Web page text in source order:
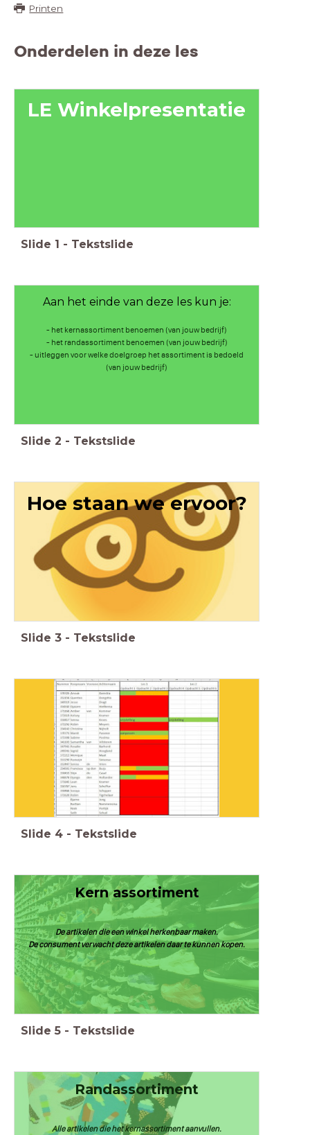
Printen
Onderdelen in deze les
LE Winkelpresentatie
Slide 1 - Tekstslide
Aan het einde van deze les kun je:
- het kernassortiment benoemen (van jouw bedrijf)
- het randassortiment benoemen (van jouw bedrijf)
- uitleggen voor welke doelgroep het assortiment is bedoeld
(van jouw bedrijf)
Slide 2 - Tekstslide
Hoe staan we ervoor?
Slide 3 - Tekstslide
Slide 4 - Tekstslide
Kern assortiment
De artikelen die een winkel herkenbaar maken.
De consument verwacht deze artikelen daar te kunnen kopen.
Slide 5 - Tekstslide
Randassortiment
Alle artikelen die het kernassortiment aanvullen.